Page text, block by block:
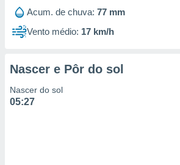
Acum. de chuva: 77 mm
Vento médio: 17 km/h
Nascer e Pôr do sol
Nascer do sol
05:27